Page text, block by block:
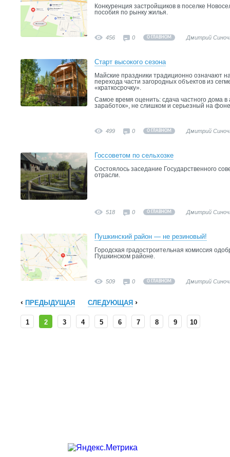
Конкуренция застройщиков в поселке
пособия по рынку жилья.
456 0 О ГЛАВНОМ Дмитрий
Старт высокого сезона
Майские праздники традиционно означают
перехода части загородных объектов из
«краткосрочку».
Самое время оценить: сдача частного дома
заработок», не слишком и серьезный на
499 0 О ГЛАВНОМ Дмитрий
Госсоветом по сельхозке
Состоялось заседание Государственного
отрасли.
518 0 О ГЛАВНОМ Дмитрий
Пушкинский район — не резиновый!
Городская градостроительная комиссия
Пушкинском районе.
509 0 О ГЛАВНОМ Дмитрий
ПРЕДЫДУЩАЯ СЛЕДУЮЩАЯ
1 2 3 4 5 6 7 8 9 10